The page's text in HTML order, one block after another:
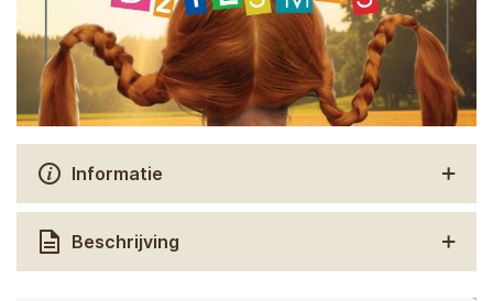
Informatie
Beschrijving